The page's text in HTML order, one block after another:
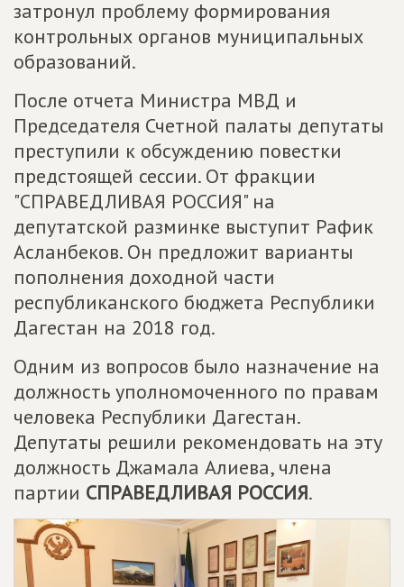
затронул проблему формирования
контрольных органов муниципальных
образований.
После отчета Министра МВД и
Председателя Счетной палаты депутаты
преступили к обсуждению повестки
предстоящей сессии. От фракции
"СПРАВЕДЛИВАЯ РОССИЯ" на
депутатской разминке выступит Рафик
Асланбеков. Он предложит варианты
пополнения доходной части
республиканского бюджета Республики
Дагестан на 2018 год.
Одним из вопросов было назначение на
должность уполномоченного по правам
человека Республики Дагестан.
Депутаты решили рекомендовать на эту
должность Джамала Алиева, члена
партии СПРАВЕДЛИВАЯ РОССИЯ.